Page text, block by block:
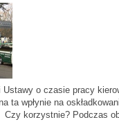
Ustawy o czasie pracy
ta wpłynie na
korzystnie? Podczas